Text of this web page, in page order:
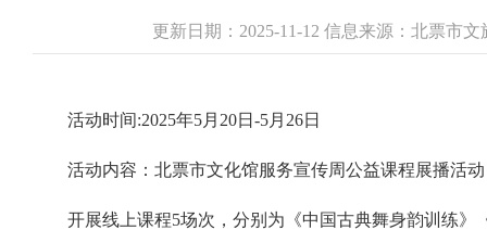
更新日期：2025-11-12 信息来源：北票市
活动时间:2025年5月20日-5月26日
活动内容：北票市文化馆服务宣传周公益课程展播活动
开展线上课程5场次，分别为《中国古典舞身韵训练